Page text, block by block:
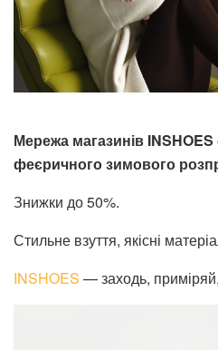
Мережа магазинів
феєричного зимового
Знижки до 50%.
Стильне взуття, якісні
INSHOES — заходь,